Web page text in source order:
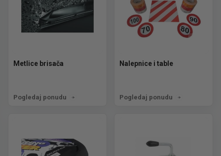
Metlice brisača
Pogledaj ponudu
Nalepnice i table
Pogledaj ponudu